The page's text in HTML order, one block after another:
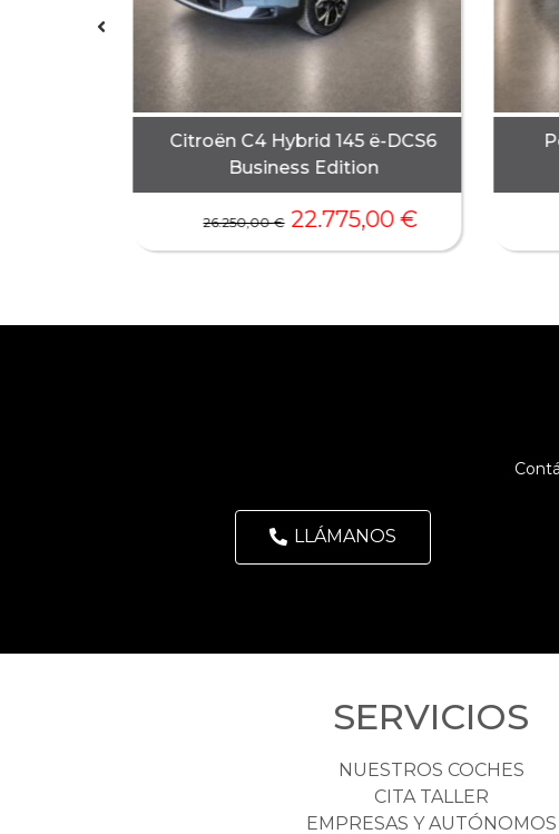
Citroën C4 Hybrid 145 ë-DCS6
Business Edition
26.250,00€ 22.775,00€
LLÁMANOS
SERVICIOS
NUESTROS COCHES
CITA TALLER
EMPRESAS Y AUTÓNOMOS